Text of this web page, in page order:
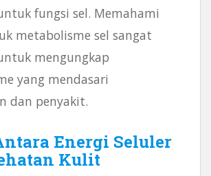
fungsi sel. Memahami
metabolisme sel sangat
mengungkap
yang mendasari
dan penyakit.
Energi Seluler
Kulit